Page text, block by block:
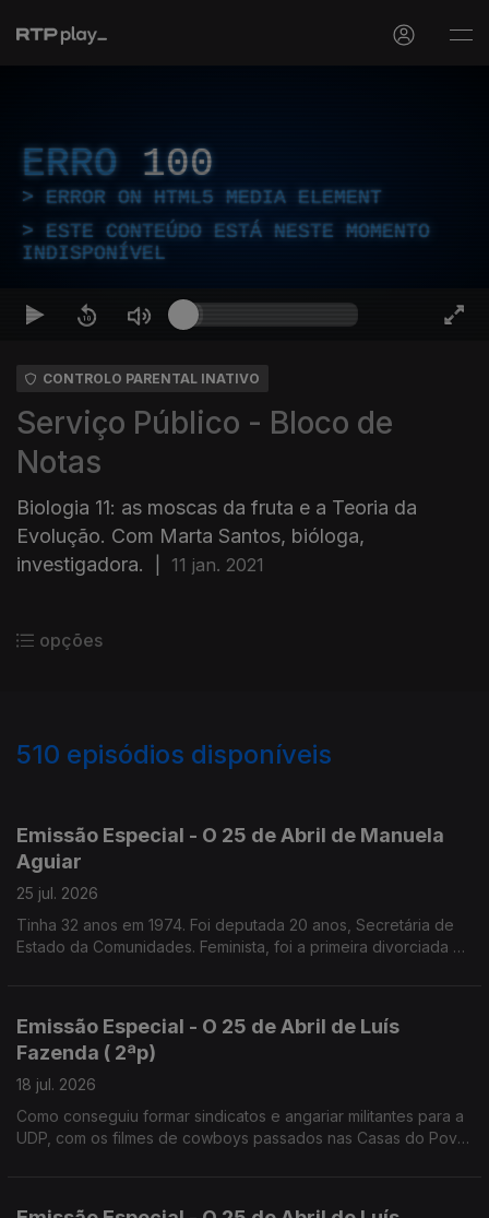
ERRO 100
ERROR ON HTML5 MEDIA ELEMENT
ESTE CONTEÚDO ESTÁ NESTE MOMENTO
INDISPONÍVEL
CONTROLO PARENTAL INATIVO
Serviço Público - Bloco de
Notas
Biologia 11: as moscas da fruta e a Teoria da
Evolução. Com Marta Santos, bióloga,
investigadora.
11 jan. 2021
opções
510 episódios disponíveis
Emissão Especial - O 25 de Abril de Manuela
Aguiar
25 jul. 2026
Tinha 32 anos em 1974. Foi deputada 20 anos, Secretária de
Estado da Comunidades. Feminista, foi a primeira divorciada na
Emissão Especial - O 25 de Abril de Luís
Fazenda ( 2ªp)
18 jul. 2026
Como conseguiu formar sindicatos e angariar militantes para a
UDP, com os filmes de cowboys passados nas Casas do Povo